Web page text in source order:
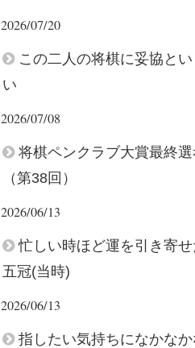
2026/07/20
この二人の将棋に妥協と
い
2026/07/08
将棋ペンクラブ大賞最終
（第38回）
2026/06/13
忙しい時ほど運を引き寄
五冠(当時)
2026/06/13
指したい気持ちになかな